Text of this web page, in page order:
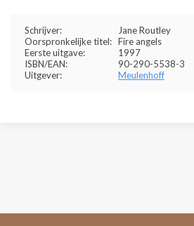
Schrijver:
Jane Routley
Oorspronkelijke titel: Fire angels
Eerste uitgave:
1997
ISBN/EAN:
90-290-5538-3
Uitgever:
Meulenhoff